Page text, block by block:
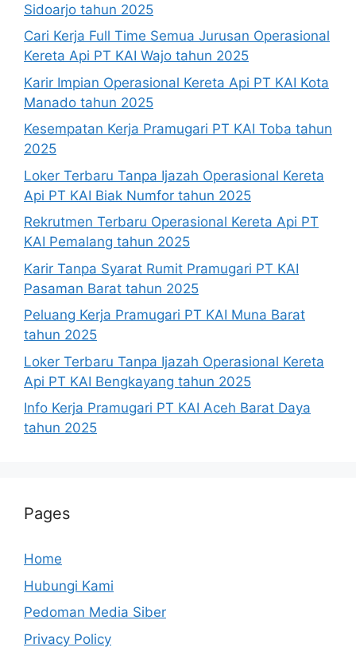
Sidoarjo tahun 2025
Cari Kerja Full Time Semua Jurusan Operasional
Kereta Api PT KAI Wajo tahun 2025
Karir Impian Operasional Kereta Api PT KAI Kota
Manado tahun 2025
Kesempatan Kerja Pramugari PT KAI Toba tahun
2025
Loker Terbaru Tanpa Ijazah Operasional Kereta
Api PT KAI Biak Numfor tahun 2025
Rekrutmen Terbaru Operasional Kereta Api PT
KAI Pemalang tahun 2025
Karir Tanpa Syarat Rumit Pramugari PT KAI
Pasaman Barat tahun 2025
Peluang Kerja Pramugari PT KAI Muna Barat
tahun 2025
Loker Terbaru Tanpa Ijazah Operasional Kereta
Api PT KAI Bengkayang tahun 2025
Info Kerja Pramugari PT KAI Aceh Barat Daya
tahun 2025
Pages
Home
Hubungi Kami
Pedoman Media Siber
Privacy Policy